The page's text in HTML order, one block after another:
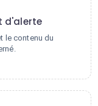
d'alerte
le contenu du